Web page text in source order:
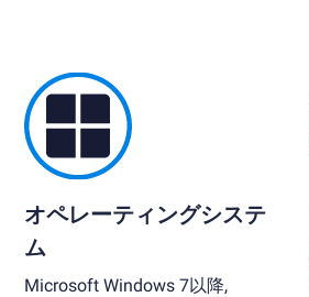
オペレーティングシステ
ム
Microsoft Windows 7以降,